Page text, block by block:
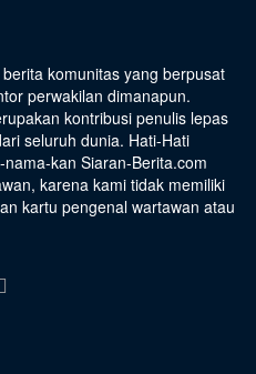
komunitas yang berpusat
perwakilan dimanapun.
kontribusi penulis lepas
seluruh dunia. Hati-Hati
kan Siaran-Berita.com
karena kami tidak memiliki
kartu pengenal wartawan atau